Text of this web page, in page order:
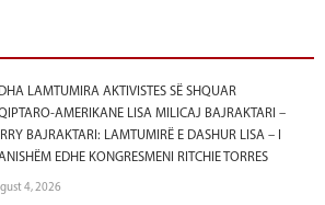
LAMTUMIRA AKTIVISTES SË SHQUAR
AMERIKANE LISA MILICAJ BAJRAKTARI –
BAJRAKTARI: LAMTUMIRË E DASHUR LISA – I
EDHE KONGRESMENI RITCHIE TORRES
4, 2026